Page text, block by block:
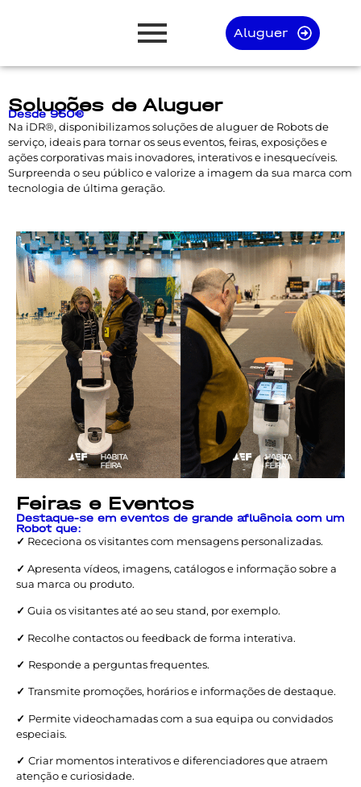
Aluguer
Soluções de Aluguer
Desde 950€
Na iDR®, disponibilizamos soluções de aluguer de Robots de
serviço, ideais para tornar os seus eventos, feiras, exposições e
ações corporativas mais inovadores, interativos e inesquecíveis.
Surpreenda o seu público e valorize a imagem da sua marca com
tecnologia de última geração.
Feiras e Eventos
Destaque-se em eventos de grande afluência com um
Robot que:
✓ Receciona os visitantes com mensagens personalizadas.
✓ Apresenta vídeos, imagens, catálogos e informação sobre a
sua marca ou produto.
✓ Guia os visitantes até ao seu stand, por exemplo.
✓ Recolhe contactos ou feedback de forma interativa.
✓ Responde a perguntas frequentes.
✓ Transmite promoções, horários e informações de destaque.
✓ Permite videochamadas com a sua equipa ou convidados
especiais.
✓ Criar momentos interativos e diferenciadores que atraem
atenção e curiosidade.